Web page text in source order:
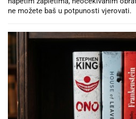
ne možete baš u potpunosti vjerovati.